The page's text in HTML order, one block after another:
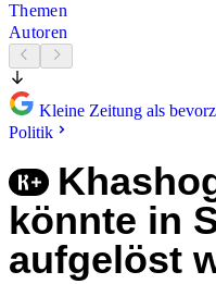
Themen
Autoren
Kleine Zeitung als
Politik
könnte in
aufgelöst